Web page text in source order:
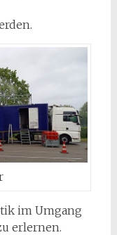
im Umgang
erlernen.